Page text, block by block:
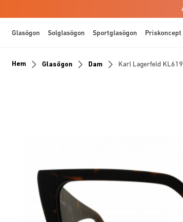
Glasögon Solglasögon Sportglasögon Priskoncept
Hem Glasögon Dam Karl Lagerfeld